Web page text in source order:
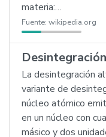
materia:…
Fuente: wikipedia.org
La desintegración
variante de
núcleo atómico
en un núcleo con
másico y dos